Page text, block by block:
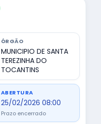
ÓRGÃO
MUNICIPIO DE SANTA
TEREZINHA DO
TOCANTINS
ABERTURA
25/02/2026 08:00
Prazo encerrado